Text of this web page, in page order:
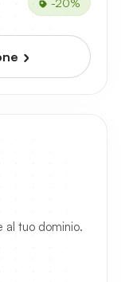
-20%
al tuo dominio.